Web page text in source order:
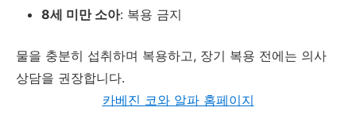
8세 미만 소아: 복용 금지
물을 충분히 섭취하며 복용하고, 장기 복용 전에는 의사
상담을 권장합니다.
카베진 코와 알파 홈페이지